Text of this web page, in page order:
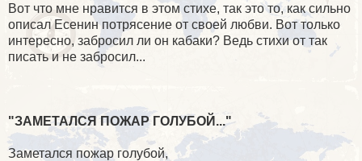
Вот что мне нравится в этом стихе, так это то, как сильно
описал Есенин потрясение от своей любви. Вот только
интересно, забросил ли он кабаки? Ведь стихи от так
писать и не забросил...
"ЗАМЕТАЛСЯ ПОЖАР ГОЛУБОЙ..."
Заметался пожар голубой,